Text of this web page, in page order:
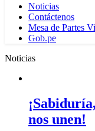
Noticias
Contáctenos
Mesa de Partes
Gob.pe
Noticias
nos unen!